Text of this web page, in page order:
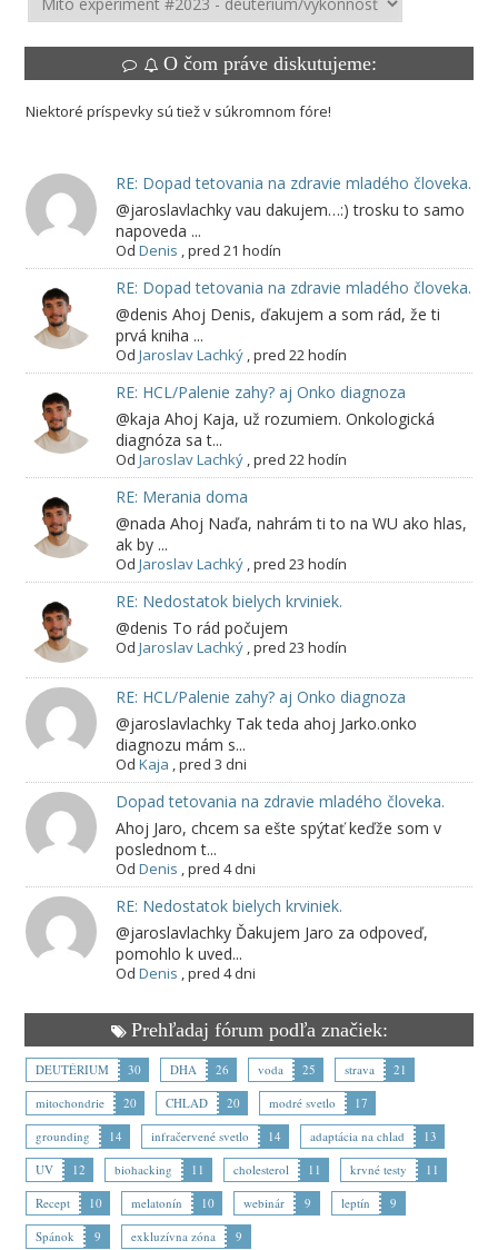
O čom práve diskutujeme:
Niektoré príspevky sú tiež v súkromnom fóre!
RE: Dopad tetovania na zdravie mladého človeka.
@jaroslavlachky vau dakujem…:) trosku to samo
napoveda ...
Od Denis ,pred 21 hodín
RE: Dopad tetovania na zdravie mladého človeka.
@denis Ahoj Denis, ďakujem a som rád, že ti
prvá kniha ...
Od Jaroslav Lachký,pred 22 hodín
RE: HCL/Palenie zahy? aj Onko diagnoza
@kaja Ahoj Kaja, už rozumiem. Onkologická
diagnóza sa t...
Od Jaroslav Lachký,pred 22 hodín
RE: Merania doma
@nada Ahoj Naďa, nahrám ti to na WU ako hlas,
ak by ...
Od Jaroslav Lachký,pred 23 hodín
RE: Nedostatok bielych krviniek.
@denis To rád počujem
Od Jaroslav Lachký,pred 23 hodín
RE: HCL/Palenie zahy? aj Onko diagnoza
@jaroslavlachky Tak teda ahoj Jarko.onko
diagnozu mám s...
Od Kaja ,pred 3 dni
Dopad tetovania na zdravie mladého človeka.
Ahoj Jaro, chcem sa ešte spýtať keďže som v
poslednom t...
Od Denis ,pred 4 dni
RE: Nedostatok bielych krviniek.
@jaroslavlachky Ďakujem Jaro za odpoveď,
pomohlo k uved...
Od Denis ,pred 4 dni
Prehľadaj fórum podľa značiek:
DEUTÉRIUM 30 DHA 26 voda 25 strava
21
mitochondrie
20 CHLAD 20 modré svetlo
17
grounding
14 infračervené svetlo 14 adaptácia na chlad
13
UV
12 biohacking 11 cholesterol 11 krvné testy
11
Recept
10 melatonín 10 webinár 9 leptín
9
Spánok
9 exkluzívna zóna 9